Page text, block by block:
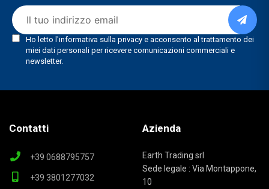
Contatti
+39 0688795757
+39 3801277032
Azienda
Earth Trading srl
Sede legale : Via Montappone,
10